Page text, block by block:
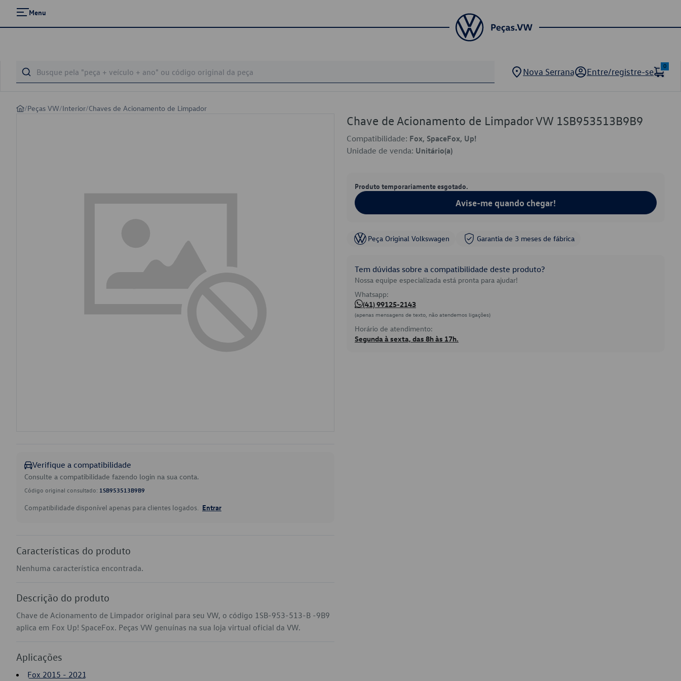
Menu
Nova Serrana Entre/registre-se
0
/Peças VW/Interior/Chaves de Acionamento de Limpador
Verifique a compatibilidade
Consulte a compatibilidade fazendo login na sua conta.
Código original consultado: 1SB953513B9B9
Compatibilidade disponível apenas para clientes logados. Entrar
Características do produto
Nenhuma característica encontrada.
Descrição do produto
Chave de Acionamento de Limpador original para seu VW, o código 1SB-953-513-B -9B9
aplica em Fox Up! SpaceFox. Peças VW genuínas na sua loja virtual oficial da VW.
Aplicações
Fox 2015 - 2021
Chave de Acionamento de Limpador VW 1SB953513B9B9
Compatibilidade: Fox, SpaceFox, Up!
Unidade de venda: Unitário(a)
Produto temporariamente esgotado.
Avise-me quando chegar!
Peça Original Volkswagen Garantia de 3 meses de fábrica
Tem dúvidas sobre a compatibilidade deste produto?
Nossa equipe especializada está pronta para ajudar!
Whatsapp:
(41) 99125-2143
(apenas mensagens de texto, não atendemos ligações)
Horário de atendimento:
Segunda à sexta, das 8h às 17h.